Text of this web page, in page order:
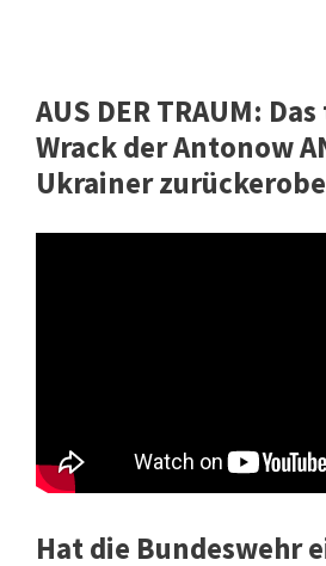
AUS DER TRAUM:
Wrack der Antonow
Ukrainer
Hat die Bundeswehr